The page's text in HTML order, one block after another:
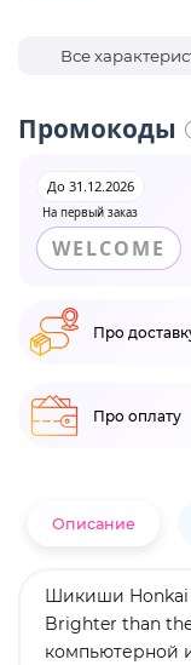
Все
Промокоды
На первый заказ
До 31.12.2026
WELCOME
Про
Про оплату
Описание
Шикиши Honkai
Brighter than
компьютерной